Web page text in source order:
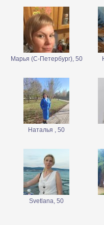
Марья (С-Петербург), 50
Наталья , 50
Svetlana, 50